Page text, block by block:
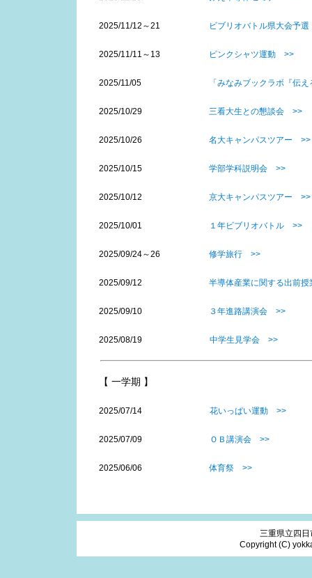
2025/11/12～21 ビブリオバトル県大会予
2025/11/11～13 ピンクシャツ運動 >>
2025/11/05 「みなみブックラボ『伝
2025/10/29 三看大生との懇談会 >>
2025/10/26 名大キャンパスツアー >>
2025/10/15 学部学科説明会 >>
2025/10/12 京大キャンパスツアー >>
2025/10/01 １年ビブリオバトル >>
2025/09/24～26 修学旅行 >>
2025/09/12 半導体産業に関する出前
2025/09/10 ３年進路講演会 >>
2025/08/19 中学生見学会 >>
【 一学期 】
2025/07/14 花いっぱい運動 >>
2025/07/09 ＯＢ講演会 >>
2025/06/06 体育祭 >>
三重県立四
Copyright (C)